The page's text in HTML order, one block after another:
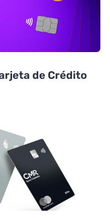
de Crédito